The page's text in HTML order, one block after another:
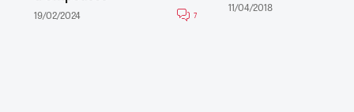
19/02/2024 7
11/04/2018